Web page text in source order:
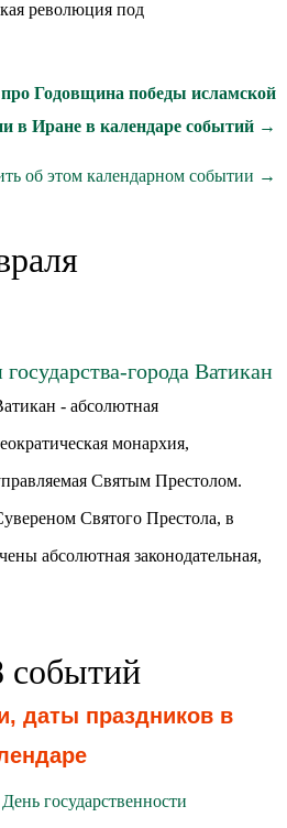
революция под
Годовщина победы исламской
в Иране в календаре событий →
об этом календарном событии →
города Ватикан
- абсолютная
монархия,
Святым Престолом.
Святого Престола, в
абсолютная законодательная,
событий
даты праздников в
День государственности